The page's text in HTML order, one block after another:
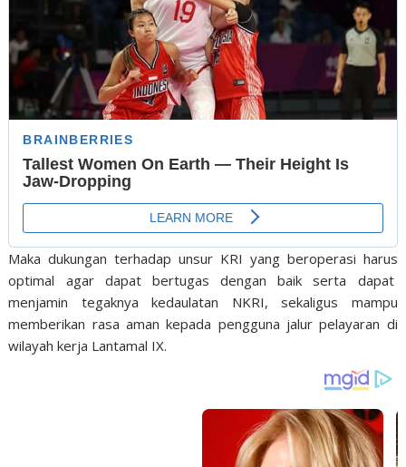
Maka dukungan terhadap unsur KRI yang beroperasi harus
optimal agar dapat bertugas dengan baik serta dapat
menjamin tegaknya kedaulatan NKRI, sekaligus mampu
memberikan rasa aman kepada pengguna jalur pelayaran di
wilayah kerja Lantamal IX.